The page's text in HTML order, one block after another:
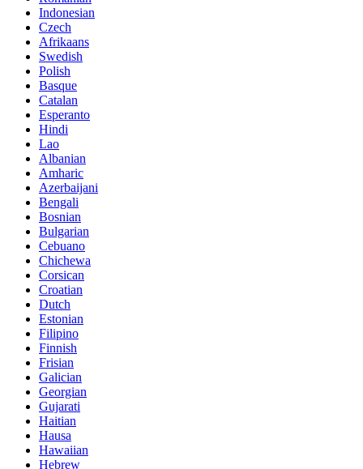
Indonesian
Czech
Afrikaans
Swedish
Polish
Basque
Catalan
Esperanto
Hindi
Lao
Albanian
Amharic
Azerbaijani
Bengali
Bosnian
Bulgarian
Cebuano
Chichewa
Corsican
Croatian
Dutch
Estonian
Filipino
Finnish
Frisian
Galician
Georgian
Gujarati
Haitian
Hausa
Hawaiian
Hebrew